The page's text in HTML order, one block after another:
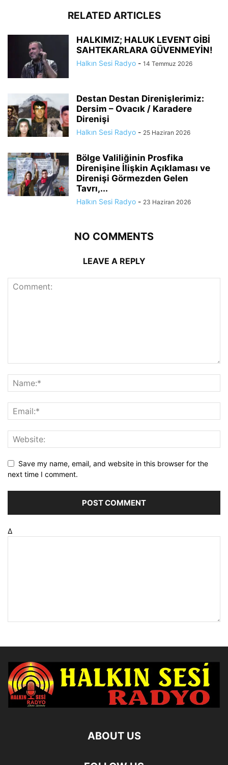
RELATED ARTICLES
HALKIMIZ; HALUK LEVENT GİBİ
SAHTEKARLARA GÜVENMEYİN!
Halkın Sesi Radyo - 14 Temmuz 2026
Destan Destan Direnişlerimiz:
Dersim – Ovacık / Karadere
Direnişi
Halkın Sesi Radyo - 25 Haziran 2026
Bölge Valiliğinin Prosfika
Direnişine İlişkin Açıklaması ve
Direnişi Görmezden Gelen
Tavrı,...
Halkın Sesi Radyo - 23 Haziran 2026
NO COMMENTS
LEAVE A REPLY
Save my name, email, and website in this browser for the
next time I comment.
Δ
ABOUT US